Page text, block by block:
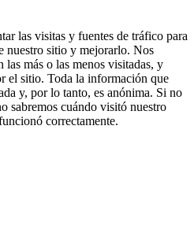
las visitas y fuentes de tráfico para
nuestro sitio y mejorarlo. Nos
las más o las menos visitadas, y
el sitio. Toda la información que
y, por lo tanto, es anónima. Si no
sabremos cuándo visitó nuestro
correctamente.